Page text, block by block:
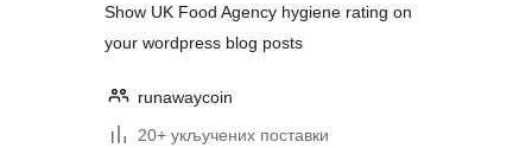
Show UK Food Agency hygiene rating on
your wordpress blog posts
runawaycoin
20+ укључених поставки